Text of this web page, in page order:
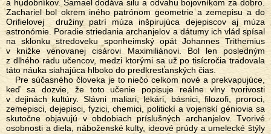
a hudobníkov. Samael dodáva silu a odvahu bojovníkom za dobro.
Zachariel bol okrem iného patrónom geometrie a zemepisu a do
Orifielovej družiny patrí múza inšpirujúca dejepiscov aj múza
astronómie. Poradie striedania archanjelov a dátumy ich vlád spísal
na sklonku stredoveku sponheimský opát Johannes Trithemius
v knižke venovanej cisárovi Maximiliánovi. Bol len posledným
z dlhého radu učencov, medzi ktorými sa už po tisícročia tradovala
táto náuka siahajúca hlboko do predkresťanských čias.
Pre súčasného človeka je to niečo celkom nové a prekvapujúce,
keď sa dozvie, že toto učenie popisuje reálne vlny tvorivosti
v dejinách kultúry. Slávni maliari, lekári, básnici, filozofi, proroci,
zemepisci, dejepisci, fyzici, chemici, politickí a vojenskí géniovia sa
skutočne objavujú v obdobiach príslušných archanjelov. Tvorivé
osobnosti a diela, náboženské kulty, ideové prúdy a umelecké štýly